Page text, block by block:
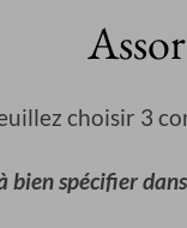
choisir 3
bien spécifier